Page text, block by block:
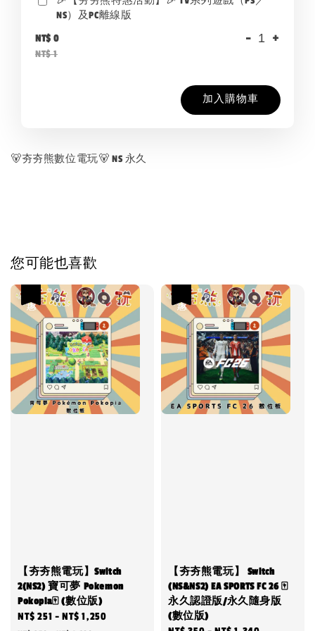
NS）及PC離線版
NT$ 0
NT$ 1
- +
加入購物車
🐻夯夯熊數位電玩🐻 NS 永久
您可能也喜歡
【夯夯熊電玩】Switch
2(NS2) 寶可夢 Pokemon
Pokopia🀄 (數位版)
Sale
NT$ 251 -NT$ 1,250
【夯夯熊電玩】 Switch
(NS&NS2) EA SPORTS FC 26 🀄
永久認證版/永久隨身版
(數位版)